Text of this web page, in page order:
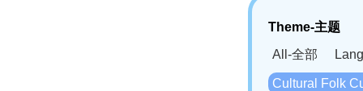
Theme-主题
All-全部
Cultural Folk